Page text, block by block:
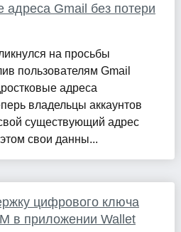
адреса Gmail без потери
на просьбы
пользователям Gmail
адреса
владельцы аккаунтов
существующий адрес
свои данны...
цифрового ключа
в приложении Wallet